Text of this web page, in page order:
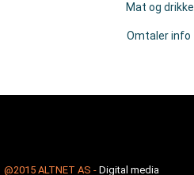
Mat og drikke
Omtaler info
@2015 ALTNET AS - Digital media